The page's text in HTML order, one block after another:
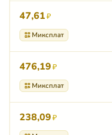
47,61₽
Миксплат
476,19₽
Миксплат
238,09₽